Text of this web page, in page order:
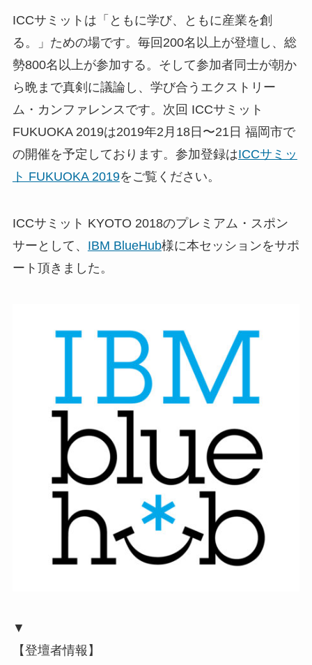
ICCサミットは「ともに学び、ともに産業を創
る。」ための場です。毎回200名以上が登壇し、総
勢800名以上が参加する。そして参加者同士が朝か
ら晩まで真剣に議論し、学び合うエクストリー
ム・カンファレンスです。次回 ICCサミット
FUKUOKA 2019は2019年2月18日〜21日 福岡市で
の開催を予定しております。参加登録はICCサミッ
ト FUKUOKA 2019をご覧ください。
ICCサミット KYOTO 2018のプレミアム・スポン
サーとして、 IBM BlueHub様に本セッションをサポ
ート頂きました。
▼
【登壇者情報】